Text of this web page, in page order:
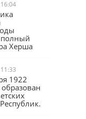
полный
Херша
1922